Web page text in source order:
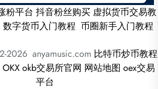
粉平台 抖音粉丝购买虚拟货币交易教
数字货币入门教程 币圈新手入门教程
2026 anyamusic.com 比特币炒币教程
OKXokb交易所官网 网站地图 oex交易
平台